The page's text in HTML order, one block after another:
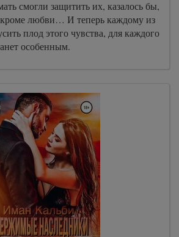
смогли защитить их, казалось бы,
любви… И теперь каждому из
плод этого чувства, для каждого
особенным.